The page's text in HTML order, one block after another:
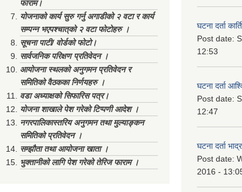
फाराम।
योजनाको कार्य सुरु गर्नु अगाडीको २ वटा र कार्य
सम्पन्न भएपश्चात्‌को २ वटा फोटोहरु ।
सूचना पाटी/ वोर्डको फोटो।
सार्वजनिक परिक्षण प्रतिवेदन ।
आयोजना स्थलको अनुगमन प्रतिवेदन र
समितिको वैठकका निर्णयहरु ।
वडा अध्याक्षको सिफारिस पत्र।
योजना शाखाले पेश गरेको टिप्पणी आदेश ।
नगरपालिकास्तरिय अनुगमन तथा मुल्याङ्कन
समितिको प्रतिवेदन ।
सम्झौता तथा आयोजना खाता ।
भुक्तानीको लागि पेश गरेको तेरिज फाराम ।
घटना दर्ता
Post date:
12:53
घटना दर्ता
Post date:
12:47
घटना दर्ता
Post date:
2016 -